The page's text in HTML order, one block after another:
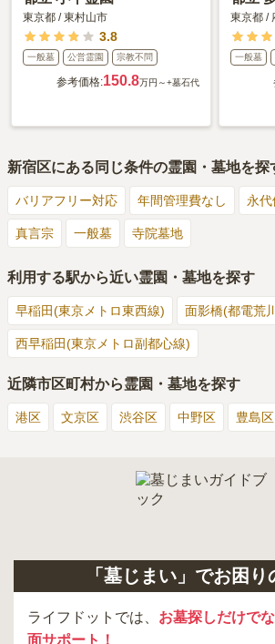
東京都 /東村山市
3.8
一般墓 公営霊園 宗教不問
参考価格:150.8万円～+墓石代
東京都 /
一般墓
新宿区にある同じ条件の霊園・墓地を探
バリアフリー対応 年間管理費なし 永代
真言宗 一般墓 寺院墓地
利用する駅から近い霊園・墓地を探す
早稲田(東京メトロ東西線) 面影橋(都電荒
西早稲田(東京メトロ副都心線)
近隣市区町村から霊園・墓地を探す
港区 文京区 渋谷区 中野区 豊島区
「墓じまい」でお困り
ライフドットでは、 お墓探しだけで
面サポート！